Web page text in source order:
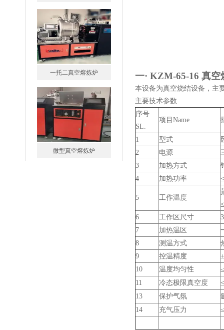
一托二真空熔炼炉
微型真空熔炼炉
一· KZM-65-16 真空
本设备为真空烧结设备，主
主要技术参数
序号
SL.
项目Name
1 型式
2
电源
3
加热方式
4
加热功率
5 工作温度
6 工作区尺寸
7
加热温区
8
测温方式
9
控温精度
10
温度均匀性
≤
11 冷态极限真空度
13 保护气氛
14 充气压力